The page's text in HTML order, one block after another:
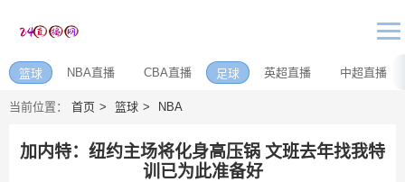
篮球 NBA直播 CBA直播 足球 英超直播 中超直播
当前位置： 首页 篮球 NBA
加内特：纽约主场将化身高压锅 文班去年找我特
训已为此准备好